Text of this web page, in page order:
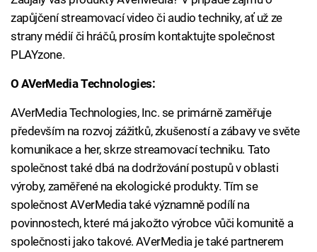
zapůjčení streamovací video či audio techniky, ať už ze
strany médií či hráčů, prosím kontaktujte společnost
PLAYzone.
O AVerMedia Technologies:
AVerMedia Technologies, Inc. se primárně zaměřuje
především na rozvoj zážitků, zkušeností a zábavy ve světe
komunikace a her, skrze streamovací techniku. Tato
společnost také dbá na dodržování postupů v oblasti
výroby, zaměřené na ekologické produkty. Tím se
společnost AVerMedia také významně podílí na
povinnostech, které má jakožto výrobce vůči komunitě a
společnosti jako takové. AVerMedia je také partnerem